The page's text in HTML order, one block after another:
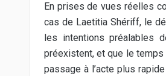
En prises de vues réelles
cas de Laetitia Shériff, le
les intentions préalables
préexistent, et que le temps
passage à l’acte plus